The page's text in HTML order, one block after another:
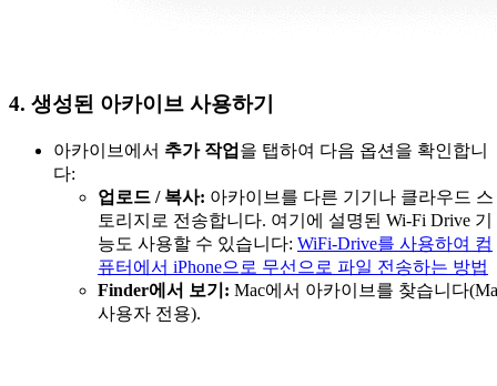
4. 생성된 아카이브 사용하기
아카이브에서 추가 작업 을 탭하여 다음 옵션을 확인합니
다:
업로드 / 복사: 아카이브를 다른 기기나 클라우드 스
토리지로 전송합니다. 여기에 설명된 Wi-Fi Drive 기
능도 사용할 수 있습니다: WiFi-Drive를 사용하여 컴
퓨터에서 iPhone으로 무선으로 파일 전송하는 방법
Finder에서 보기: Mac에서 아카이브를 찾습니다
사용자 전용).